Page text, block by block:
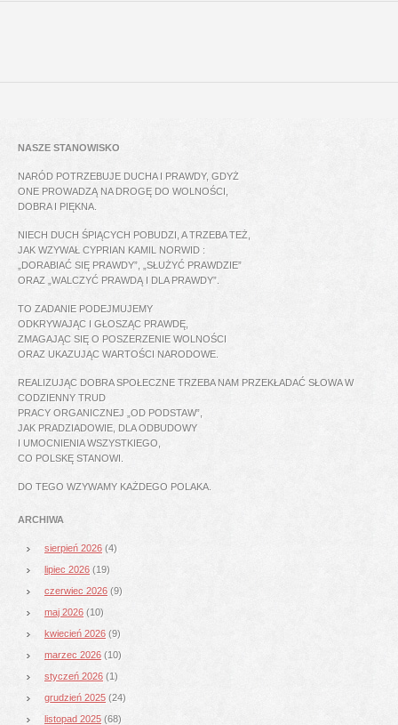
NASZE STANOWISKO
NARÓD POTRZEBUJE DUCHA I PRAWDY, GDYŻ
ONE PROWADZĄ NA DROGĘ DO WOLNOŚCI,
DOBRA I PIĘKNA.
NIECH DUCH ŚPIĄCYCH POBUDZI, A TRZEBA TEŻ,
JAK WZYWAŁ CYPRIAN KAMIL NORWID :
„DORABIAĆ SIĘ PRAWDY”, „SŁUŻYĆ PRAWDZIE”
ORAZ „WALCZYĆ PRAWDĄ I DLA PRAWDY”.
TO ZADANIE PODEJMUJEMY
ODKRYWAJĄC I GŁOSZĄC PRAWDĘ,
ZMAGAJĄC SIĘ O POSZERZENIE WOLNOŚCI
ORAZ UKAZUJĄC WARTOŚCI NARODOWE.
REALIZUJĄC DOBRA SPOŁECZNE TRZEBA NAM PRZEKŁADAĆ SŁOWA W
CODZIENNY TRUD
PRACY ORGANICZNEJ „OD PODSTAW”,
JAK PRADZIADOWIE, DLA ODBUDOWY
I UMOCNIENIA WSZYSTKIEGO,
CO POLSKĘ STANOWI.
DO TEGO WZYWAMY KAŻDEGO POLAKA.
ARCHIWA
sierpień 2026 (4)
lipiec 2026 (19)
czerwiec 2026 (9)
maj 2026 (10)
kwiecień 2026 (9)
marzec 2026 (10)
styczeń 2026 (1)
grudzień 2025 (24)
listopad 2025 (68)